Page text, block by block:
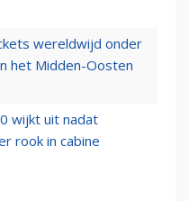
wereldwijd onder
het Midden-Oosten
wijkt uit nadat
rook in cabine